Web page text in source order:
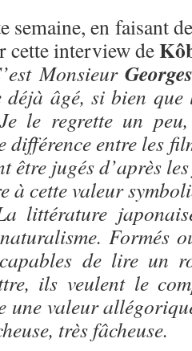
semaine, en faisant
cette interview de
Monsieur
déjà âgé, si bien
le regrette un
différence entre les
être jugés d’après
cette valeur
littérature
Formés
de lire un
ils veulent le
une valeur
très fâcheuse.